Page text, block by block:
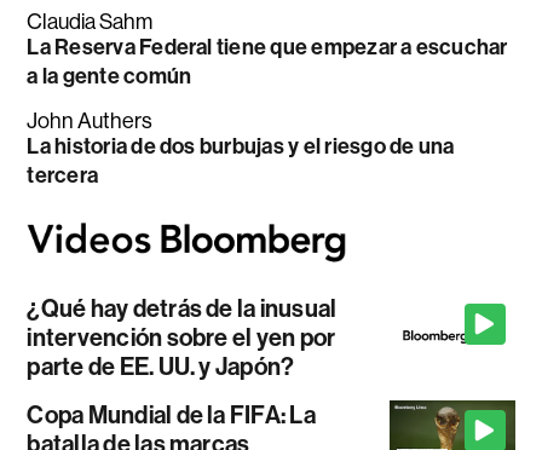
Claudia Sahm
La Reserva Federal tiene que empezar a escuchar
a la gente común
John Authers
La historia de dos burbujas y el riesgo de una
tercera
¿Qué hay detrás de la inusual
intervención sobre el yen por
parte de EE. UU. y Japón?
Copa Mundial de la FIFA: La
batalla de las marcas